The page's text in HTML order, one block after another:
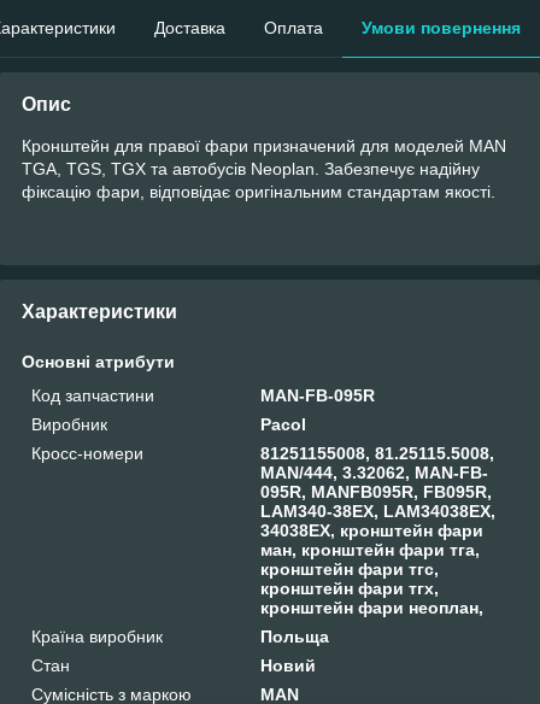
Доставка Оплата Умови повернення
Опис
Кронштейн для правої фари призначений для моделей MAN
TGA, TGS, TGX та автобусів Neoplan. Забезпечує надійну
фіксацію фари, відповідає оригінальним стандартам якості.
Характеристики
Основні атрибути
Код запчастини
MAN-FB-095R
Виробник
Pacol
Кросс-номери
81251155008, 81.25115.5008,
MAN/444, 3.32062, MAN-FB-
095R, MANFB095R, FB095R,
LAM340-38EX, LAM34038EX,
34038EX, кронштейн фари
ман, кронштейн фари тга,
кронштейн фари тгс,
кронштейн фари тгх,
кронштейн фари неоплан,
Країна виробник
Польща
Стан
Новий
Сумісність з маркою
MAN